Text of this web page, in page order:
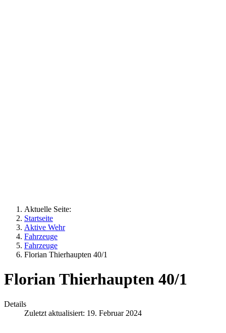
Aktuelle Seite:
Startseite
Aktive Wehr
Fahrzeuge
Fahrzeuge
Florian Thierhaupten 40/1
Florian Thierhaupten 40/1
Details
Zuletzt aktualisiert: 19. Februar 2024